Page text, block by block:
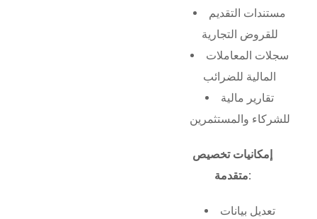
مستندات التقديم
للقروض التجارية
سجلات المعاملات
المالية للضرائب
تقارير مالية
للشركاء والمستثمرين
إمكانيات تخصيص
متقدمة:
تعديل بيانات